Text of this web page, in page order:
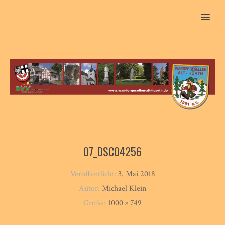
MENU
07_DSC04256
Veröffentlicht: 3. Mai 2018
Autor: Michael Klein
Größe: 1000 × 749